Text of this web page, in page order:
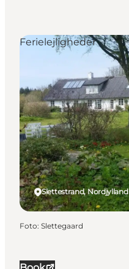
Slettestrand, Nordjylland
Ferielejligheder
Foto: Slettegaard